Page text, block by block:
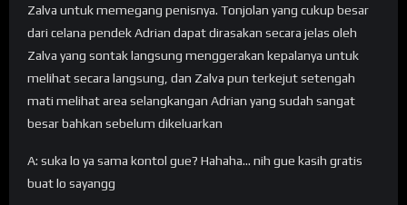
Zalva untuk memegang penisnya. Tonjolan yang cukup besar
dari celana pendek Adrian dapat dirasakan secara jelas oleh
Zalva yang sontak langsung menggerakan kepalanya untuk
melihat secara langsung, dan Zalva pun terkejut setengah
mati melihat area selangkangan Adrian yang sudah sangat
besar bahkan sebelum dikeluarkan
A: suka lo ya sama kontol gue? Hahaha… nih gue kasih gratis
buat lo sayangg